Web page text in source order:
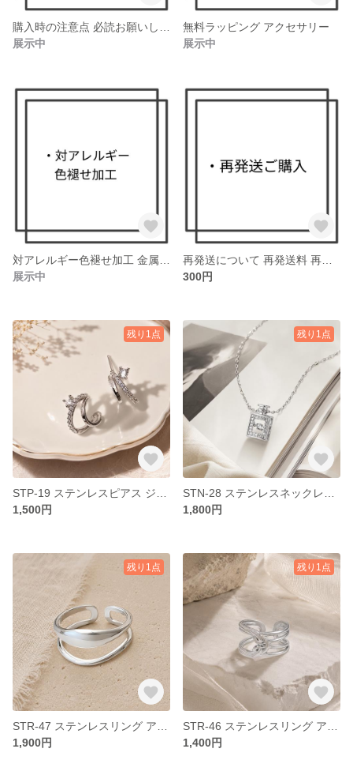
展示中
無料ラッピング アクセサリー
展示中
展示中
300円
残り1点
1,500円
残り1点
1,800円
残り1点
1,900円
残り1点
1,400円